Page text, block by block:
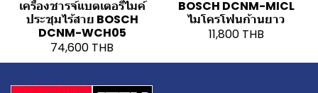
เครื่องชารจ์แบตเตอรี่ไมค์
ประชุมไร้สาย BOSCH
DCNM-WCH05
74,600 THB
BOSCH DCNM-MICL
ไมโครโฟนก้านยาว
11,800 THB